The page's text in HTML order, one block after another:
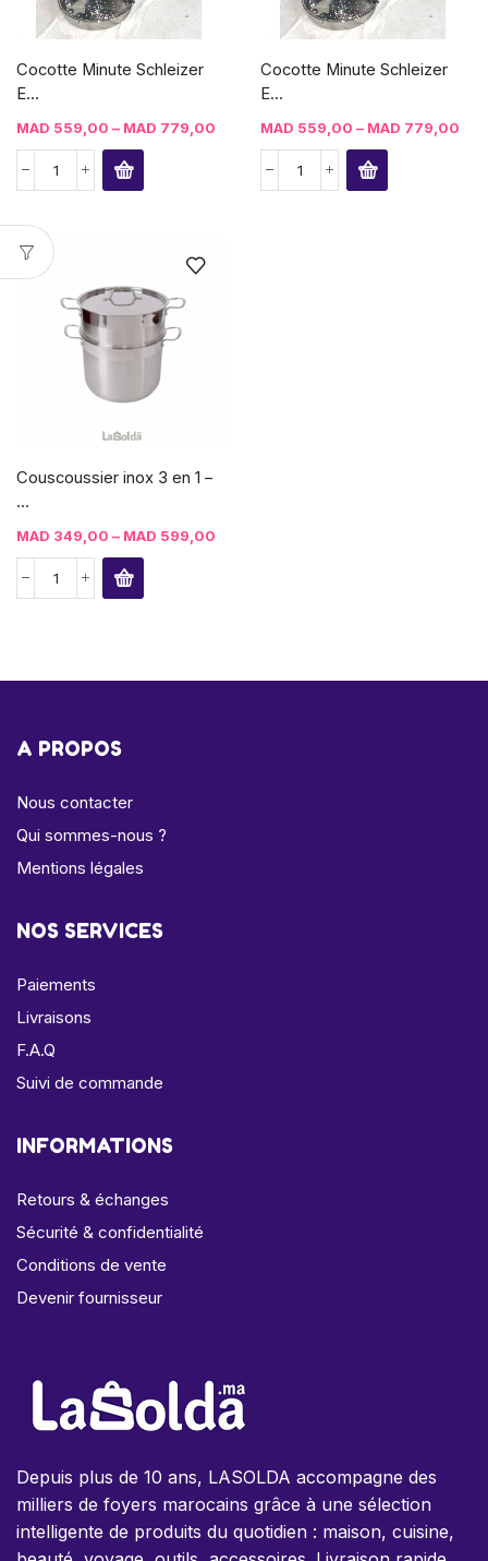
Cocotte Minute Schleizer
E...
MAD 559,00 – MAD 779,00
Cocotte Minute Schleizer
E...
MAD 559,00 – MAD 779,00
Couscoussier inox 3 en 1 –
...
MAD 349,00 – MAD 599,00
A PROPOS
Nous contacter
Qui sommes-nous ?
Mentions légales
NOS SERVICES
Paiements
Livraisons
F.A.Q
Suivi de commande
INFORMATIONS
Retours & échanges
Sécurité & confidentialité
Conditions de vente
Devenir fournisseur
Depuis plus de 10 ans, LASOLDA accompagne des
milliers de foyers marocains grâce à une sélection
intelligente de produits du quotidien : maison, cuisine,